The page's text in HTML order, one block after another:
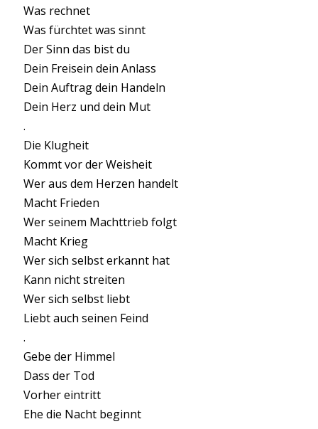
Was rechnet
Was fürchtet was sinnt
Der Sinn das bist du
Dein Freisein dein Anlass
Dein Auftrag dein Handeln
Dein Herz und dein Mut
.
Die Klugheit
Kommt vor der Weisheit
Wer aus dem Herzen handelt
Macht Frieden
Wer seinem Machttrieb folgt
Macht Krieg
Wer sich selbst erkannt hat
Kann nicht streiten
Wer sich selbst liebt
Liebt auch seinen Feind
.
Gebe der Himmel
Dass der Tod
Vorher eintritt
Ehe die Nacht beginnt